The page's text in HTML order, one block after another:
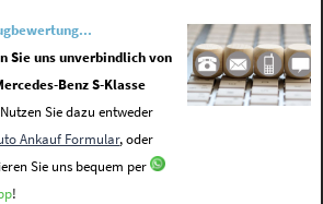
Sie uns unverbindlich von
Benz S-Klasse
Nutzen Sie dazu entweder
Ankauf Formular, oder
Sie uns bequem per
!